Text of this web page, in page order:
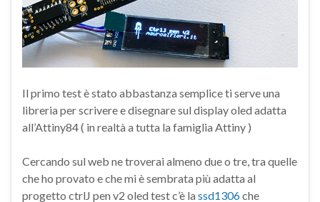
Il primo test è stato abbastanza semplice ti serve una
libreria per scrivere e disegnare sul display oled adatta
all’Attiny84 ( in realtà a tutta la famiglia Attiny )
Cercando sul web ne troverai almeno due o tre, tra quelle
che ho provato e che mi è sembrata più adatta al
progetto ctrlJ pen v2 oled test c’è la ssd1306che